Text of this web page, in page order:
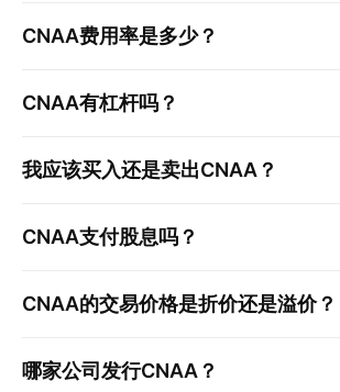
CNAA费用率是多少？
CNAA有杠杆吗？
我应该买入还是卖出CNAA ？
CNAA支付股息吗？
CNAA的交易价格是折价还是溢价？
哪家公司发行CNAA ？